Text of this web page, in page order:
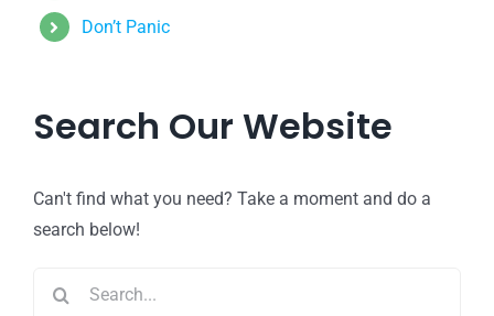
Don’t Panic
Search Our Website
Can't find what you need? Take a moment and do a
search below!